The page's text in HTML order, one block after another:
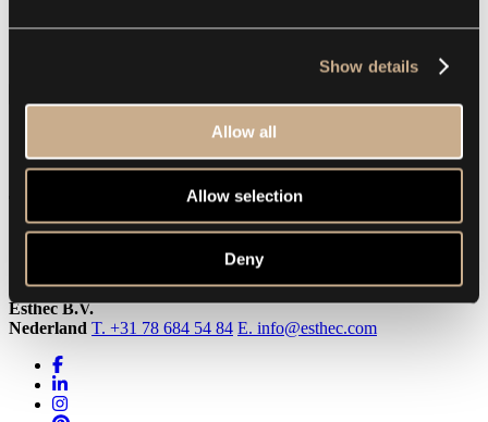
Show details
Allow all
Allow selection
Deny
The foundation for your future memories
Esthec B.V.
Nederland T. +31 78 684 54 84 E. info@esthec.com